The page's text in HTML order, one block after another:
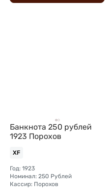
Банкнота 250 рублей
1923 Порохов
XF
Год: 1923
Номинал: 250 Рублей
Кассир: Порохов